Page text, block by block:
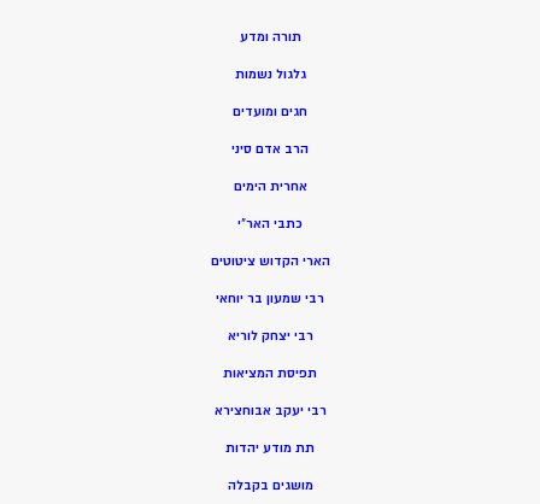
תורה ומדע
גלגול נשמות
חגים ומועדים
הרב אדם סיני
אחרית הימים
כתבי האר”י
הארי הקדוש ציטוטים
רבי שמעון בר יוחאי
רבי יצחק לוריא
תפיסת המציאות
רבי יעקב אבוחצירא
תת מודע יהדות
מושגים בקבלה